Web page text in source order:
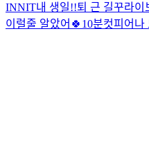
INNIT내 생일!!퇴 근 길꾸라이
이럴줄 알았어 🍀 10분컷피어나